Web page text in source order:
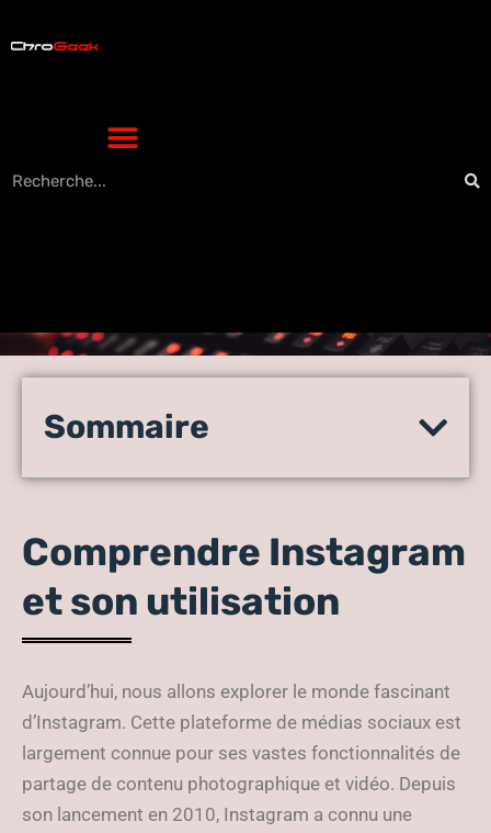
accéder aux abonnements
Instagram
Sommaire
Comprendre Instagram
et son utilisation
Aujourd’hui, nous allons explorer le monde fascinant
d’Instagram. Cette plateforme de médias sociaux est
largement connue pour ses vastes fonctionnalités de
partage de contenu photographique et vidéo. Depuis
son lancement en 2010, Instagram a connu une